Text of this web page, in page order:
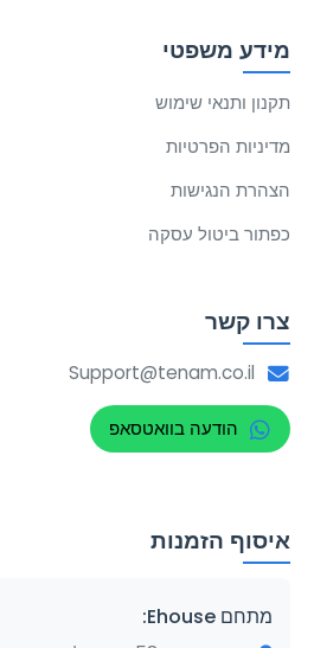
מידע משפטי
תקנון ותנאי שימוש
מדיניות הפרטיות
הצהרת הנגישות
כפתור ביטול עסקה
צרו קשר
Support@tenam.co.il
הודעה בוואטסאפ
איסוף הזמנות
מתחם Ehouse: